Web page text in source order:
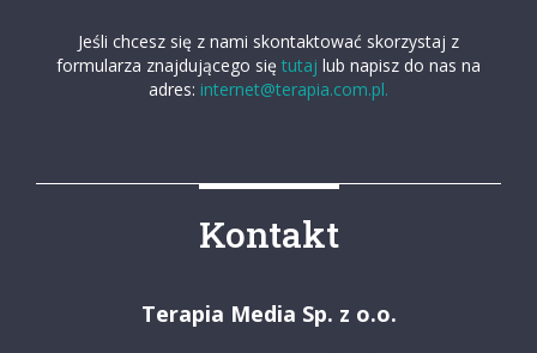
Jeśli chcesz się z nami skontaktować skorzystaj z
formularza znajdującego się tutaj lub napisz do nas na
adres: internet@terapia.com.pl.
Kontakt
Terapia Media Sp. z o.o.